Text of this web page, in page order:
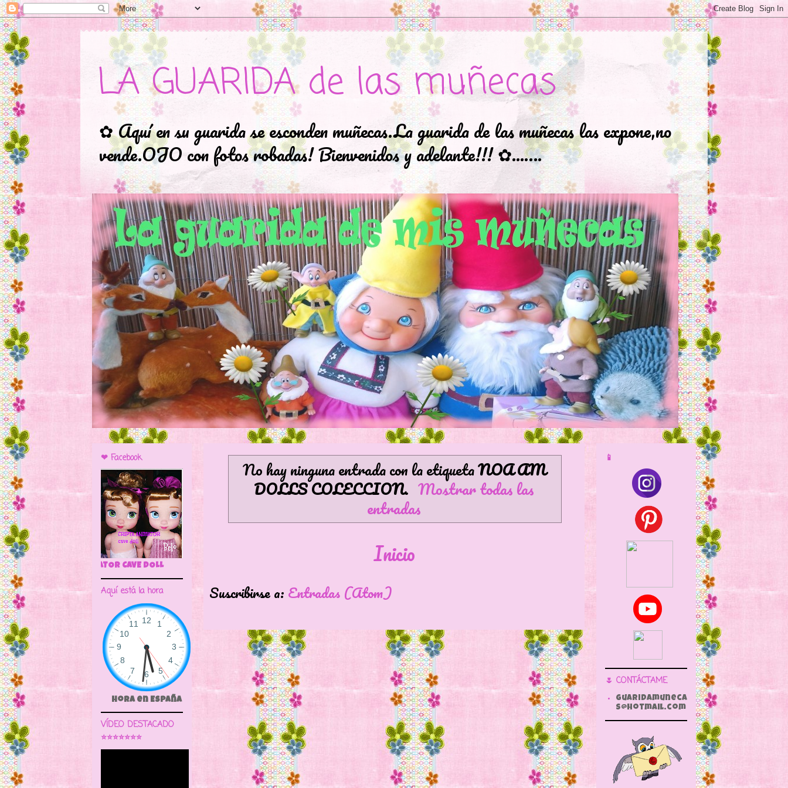
LA GUARIDA de las muñecas
✿ Aquí en su guarida se esconden muñecas.La guarida de las muñecas las expone,no
vende.OJO con fotos robadas! Bienvenidos y adelante!!! ✿...….
No hay ninguna entrada con la etiquetaNOA AM
DOLLS COLECCION. Mostrar todas las
entradas
Inicio
Suscribirse a: Entradas (Atom)
❤ Facebook
🌼CRIPTA ANIMATOR CAVE DOLL
Aquí está la hora
Hora en España
VÍDEO DESTACADO
⭐⭐⭐⭐⭐⭐⭐
📱
🌷 CONTÁCTAME
guaridamuneca
s@hotmail.com